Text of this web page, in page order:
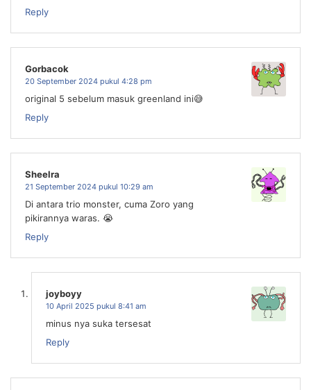
Reply
Gorbacok
20 September 2024 pukul 4:28 pm
original 5 sebelum masuk greenland ini😅
Reply
Sheelra
21 September 2024 pukul 10:29 am
Di antara trio monster, cuma Zoro yang
pikirannya waras. 😭
Reply
joyboyy
10 April 2025 pukul 8:41 am
minus nya suka tersesat
Reply